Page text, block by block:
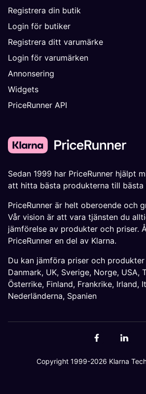
Registrera din butik
Login för butiker
Registrera ditt varumärke
Login för varumärken
Annonsering
Widgets
PriceRunner API
Sedan 1999 har PriceRunner hjälpt
att hitta bästa produkterna till bästa
PriceRunner är helt oberoende och
Vår vision är att vara tjänsten du
jämförelse av produkter och priser.
PriceRunner en del av Klarna.
Du kan jämföra priser och
Danmark, UK, Sverige, Norge, USA,
Österrike, Finland, Frankrike, Irland,
Nederländerna, Spanien
Copyright 1999-2026 Klarna